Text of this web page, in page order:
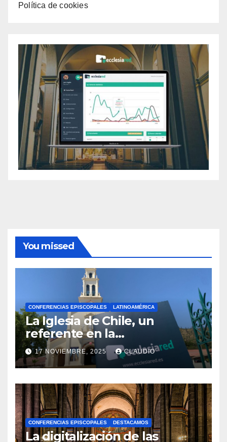
Política de cookies
You missed
CONFERENCIAS EPISCOPALES LATINOAMÉRICA
La Iglesia de Chile, un
referente en la
transformación digital
gracias a Ecclesiared
17 NOVIEMBRE, 2025 CLAUDIO
N
O
H
A
Y
CONFERENCIAS EPISCOPALES DESTACAMOS
La digitalización de las